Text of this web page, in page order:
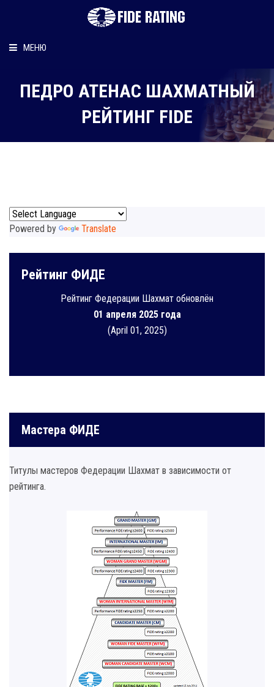
МЕНЮ
Рейтинг шахматиста
Персональный информер
ПЕДРО АТЕНАС ШАХМАТНЫЙ
РЕЙТИНГ FIDE
Powered by Translate
Рейтинг ФИДЕ
Рейтинг Федерации Шахмат обновлён
01 апреля 2025 года
(April 01, 2025)
Мастера ФИДЕ
Титулы мастеров Федерации Шахмат в зависимости от
рейтинга.